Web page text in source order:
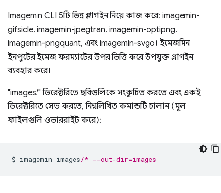
Imagemin CLI 5টি ভিন্ন প্লাগইন নিয়ে কাজ করে: imagemin-
gifsicle, imagemin-jpegtran, imagemin-optipng,
imagemin-pngquant, এবং imagemin-svgo। ইমেজমিন
ইনপুটের ইমেজ ফরম্যাটের উপর ভিত্তি করে উপযুক্ত প্লাগইন
ব্যবহার করে।
"images/" ডিরেক্টরিতে ছবিগুলিকে সংকুচিত করতে এবং একই
ডিরেক্টরিতে সেভ করতে, নিম্নলিখিত কমান্ডটি চালান (মূল
ফাইলগুলি ওভাররাইট করে):
$ imagemin images/* --out-dir=images